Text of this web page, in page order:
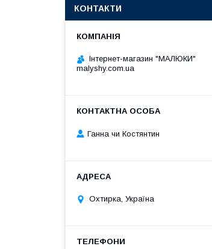
КОНТАКТИ
Інтернет-магазин "МАЛЮКИ"
malyshy.com.ua
Ганна чи Костянтин
Охтирка, Україна